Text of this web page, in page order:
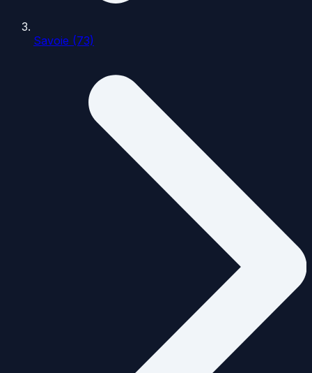
Savoie (73)